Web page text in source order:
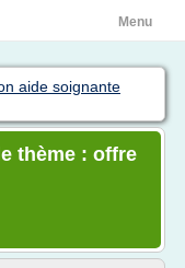
Menu
aide soignante
thème : offre